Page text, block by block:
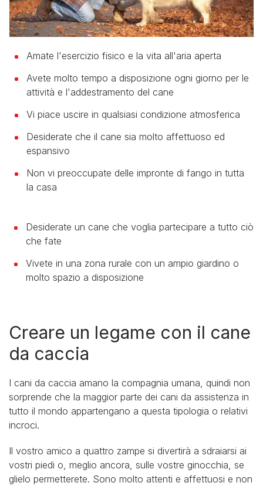
Amate l'esercizio fisico e la vita all'aria aperta
Avete molto tempo a disposizione ogni giorno per le
attività e l'addestramento del cane
Vi piace uscire in qualsiasi condizione atmosferica
Desiderate che il cane sia molto affettuoso ed
espansivo
Non vi preoccupate delle impronte di fango in tutta
la casa
Desiderate un cane che voglia partecipare a tutto ciò
che fate
Vivete in una zona rurale con un ampio giardino o
molto spazio a disposizione
Creare un legame con il cane
da caccia
I cani da caccia amano la compagnia umana, quindi non
sorprende che la maggior parte dei cani da assistenza in
tutto il mondo appartengano a questa tipologia o relativi
incroci.
Il vostro amico a quattro zampe si divertirà a sdraiarsi ai
vostri piedi o, meglio ancora, sulle vostre ginocchia, se
glielo permetterete. Sono molto attenti e affettuosi e non